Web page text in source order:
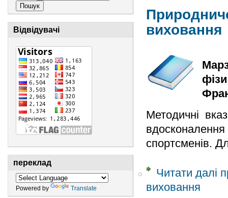
Відвідувачі
переклад
Powered by Translate
виховання
Методичні
спортсменів.
Читати далі
виховання